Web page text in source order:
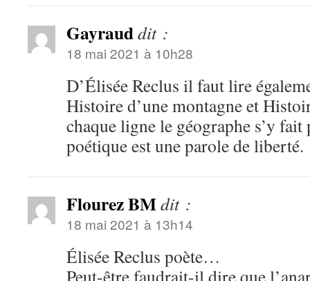
Gayrauddit :
18 mai 2021 à 10h28
D’Élisée Reclus il faut lire
Histoire d’une montagne et
chaque ligne le géographe s’y fait
poétique est une parole de liberté.
Flourez BMdit :
18 mai 2021 à 13h14
Élisée Reclus poète…
Peut-être faudrait-il dire que